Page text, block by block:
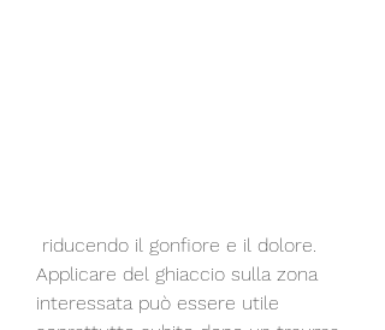
Applicare del ghiaccio sulla zona
interessata può essere utile